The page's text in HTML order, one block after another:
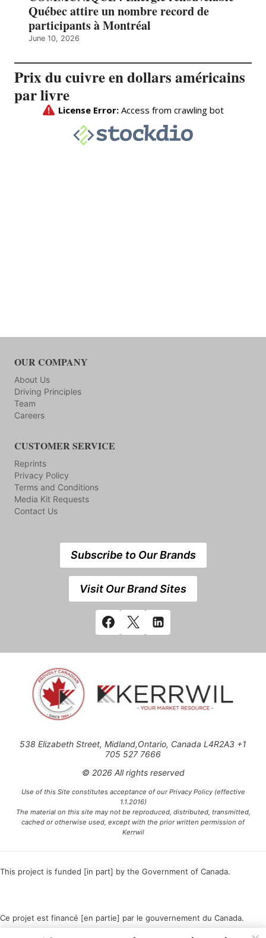
Québec attire un nombre record de
participants à Montréal
June 10, 2026
Prix du cuivre en dollars américains
par livre
OUR COMPANY
About Us
Driving Principles
Team
Careers
CUSTOMER SERVICE
Reprints
Privacy Policy
Terms and Conditions
Media Kit Requests
Contact Us
Subscribe to Our Brands
Visit Our Brand Sites
538 Elizabeth Street, Midland,Ontario, Canada L4R2A3 +1
705 527 7666
© 2026 All rights reserved
Use of this Site constitutes acceptance of our Privacy Policy (effective
1.1.2016)
The material on this site may not be reproduced, distributed, transmitted,
cached or otherwise used, except with the prior written permission of
Kerrwil
This project is funded [in part] by the Government of Canada.
Ce projet est financé [en partie] par le gouvernement du Canada.